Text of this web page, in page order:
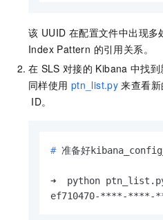
该 UUID 在配置文件中出现
Index Pattern 的引用关系。
在 SLS 对接的 Kibana 中找到
同样使用 ptn_list.py 来查看新
ID。
# 准备好
➜  python